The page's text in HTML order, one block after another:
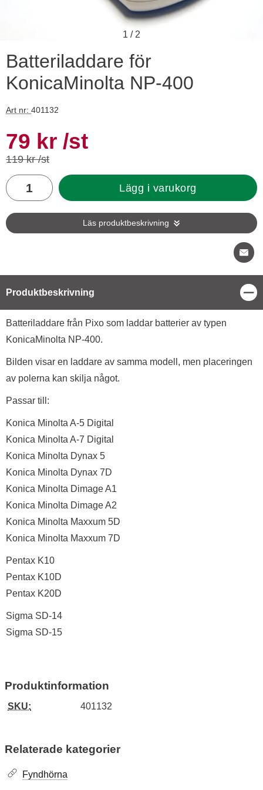
1 / 2
Batteriladdare för
KonicaMinolta NP-400
Art nr: 401132
rea pris
79 kr /st
tidigare pris
119 kr /st
antal
Lägg i varukorg
Läs produktbeskrivning
Produktbeskrivning
Produktbeskrivning
Batteriladdare från Pixo som laddar batterier av typen
KonicaMinolta NP-400.
Bilden visar en laddare av samma modell, men placeringen
av polerna kan skilja något.
Passar till:
Konica Minolta A-5 Digital
Konica Minolta A-7 Digital
Konica Minolta Dynax 5
Konica Minolta Dynax 7D
Konica Minolta Dimage A1
Konica Minolta Dimage A2
Konica Minolta Maxxum 5D
Konica Minolta Maxxum 7D
Pentax K10
Pentax K10D
Pentax K20D
Sigma SD-14
Sigma SD-15
Produktinformation
SKU: 401132
Relaterade kategorier
Fyndhörna